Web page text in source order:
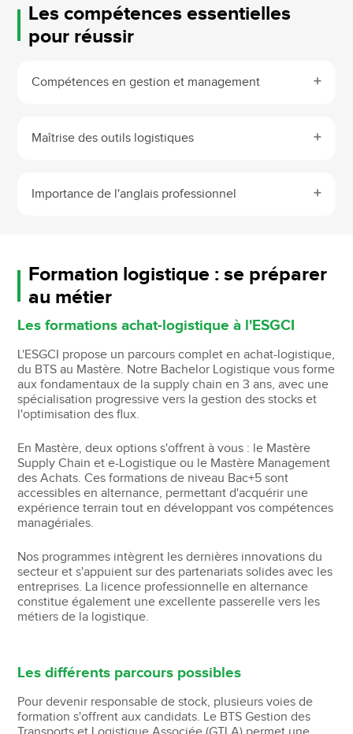
Les compétences essentielles
pour réussir
Compétences en gestion et management
Maîtrise des outils logistiques
Importance de l'anglais professionnel
Formation logistique : se préparer
au métier
Les formations achat-logistique à l'ESGCI
L'ESGCI propose un parcours complet en achat-logistique,
du BTS au Mastère. Notre Bachelor Logistique vous forme
aux fondamentaux de la supply chain en 3 ans, avec une
spécialisation progressive vers la gestion des stocks et
l'optimisation des flux.
En Mastère, deux options s'offrent à vous : le Mastère
Supply Chain et e-Logistique ou le Mastère Management
des Achats. Ces formations de niveau Bac+5 sont
accessibles en alternance, permettant d'acquérir une
expérience terrain tout en développant vos compétences
managériales.
Nos programmes intègrent les dernières innovations du
secteur et s'appuient sur des partenariats solides avec les
entreprises. La licence professionnelle en alternance
constitue également une excellente passerelle vers les
métiers de la logistique.
Les différents parcours possibles
Pour devenir responsable de stock, plusieurs voies de
formation s'offrent aux candidats. Le BTS Gestion des